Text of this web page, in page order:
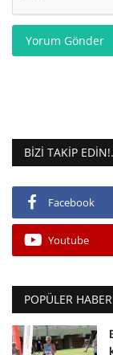
Yorum Gönder
BIZI TAKIP
Facebook
Youtube
POPÜLER